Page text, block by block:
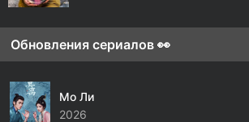
Обновления сериалов 👀
Мо Ли
2026